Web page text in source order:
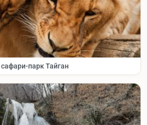
сафари-парк Тайган